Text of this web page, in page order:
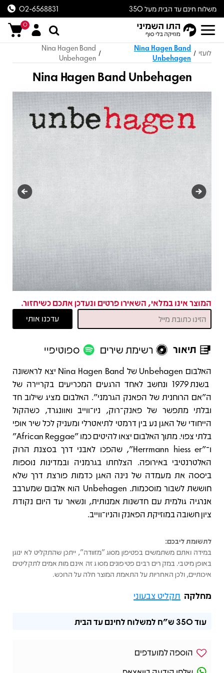
משלוח חינם עד הבית מעל 350
ש״ח
02-6568831
0
לועזי /
Nina Hagen Band
Unbehagen
/
Nina Hagen Band
Unbehagen
Nina Hagen Band Unbehagen
המוצר אינו במלאי, השאירו פרטים ונעדכן אתכם כשיחזור.
תיאור רשימת שירים ספוטיפיי
תיאור
האלבום Unbehagen של Nina Hagen Band יצא לראשונה
בשנת 1979 ונחשב לאחד הרגעים המכריעים בקריירה של
ה"אם הרוחנית של הפאנק הגרמני". האלבום מציג שילוב חד
ובלתי מתפשר של פאנק־רוק, ניו־ווייב ואוונגרד, כשהקול
הייחודי של האגן נע בין דרמטי לתיאטרלי ומעניק לכל שיר אופי
בלתי צפוי. מתוך האלבום יצאו להיטים כמו "African Reggae"
ו־"Herrmann hiess er", שהפכו לאבני דרך בסצנת הרוק
האלטרנטיבי באירופה. הצלחתו בגרמניה ובמדינות נוספות
ביססה את מעמדה של נינה האגן כדמות פורצת דרך שלא
חוששת לשבור מוסכמות. Unbehagen הוא אלבום שמערבב
אנרגיה גולמית עם חדשנות אמנותית, ונשאר עד היום נקודת
ציון חשובה במוזיקת הפאנק והניו־ווייב.
לתשומת ליבכם:
במידה ואתם משתמשים בפטיפון מסוג "מזוודה", ייתכן שהתקליט לא ינוגן
באופן מיטבי. במקרים רבים פטיפונים מסוג זה אינם מותאמים לתקליטים
איכותיים, ולכן האחריות על התאמת המוצר חלה על הרוכש.
מחלקה תקליט צבעוני
עוד350 ש"ח למשלוח לחינם עד הבית
הוספה למועדפים